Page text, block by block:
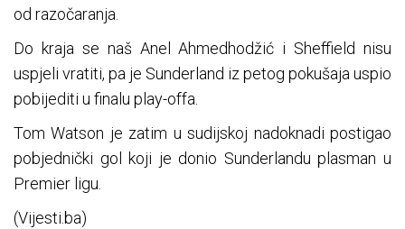
od razočaranja.
Do kraja se naš Anel Ahmedhodžić i Sheffield nisu
uspjeli vratiti, pa je Sunderland iz petog pokušaja uspio
pobijediti u finalu play-offa.
Tom Watson je zatim u sudijskoj nadoknadi postigao
pobjednički gol koji je donio Sunderlandu plasman u
Premier ligu.
(Vijesti.ba)